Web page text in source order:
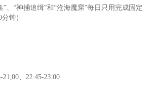
“神捕追缉”和“沧海魔窟”每日只用完成固定
钟）
、22:45-23:00